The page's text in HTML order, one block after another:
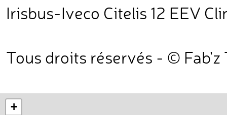
Irisbus-Iveco Citelis 12 EEV
Tous droits réservés - © Fab'z
+